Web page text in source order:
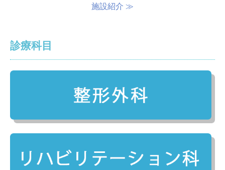
採用情報
施設紹介 ≫
診療科目